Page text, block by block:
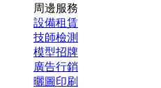
周邊服務
設備租賃
技師檢測
模型招牌
廣告行銷
曬圖印刷